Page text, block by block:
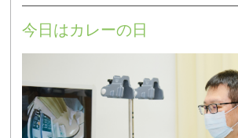
今日はカレーの日